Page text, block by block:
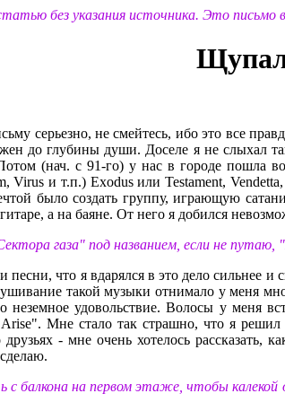
без указания источника. Это письмо
серьезно, не смейтесь, ибо это все
до глубины души. Доселе я не слыхал
(нач. с 91-го) у нас в городе пошла
Virus и т.п.) Exodus или Testament,
было создать группу, играющую
а на баяне. От него я добился
газа" под названием, если не путаю,
что я вдарялся в это дело сильнее
такой музыки отнимало у меня
неземное удовольствие. Волосы у меня
Мне стало так страшно, что я
- мне очень хотелось
балкона на первом этаже, чтобы